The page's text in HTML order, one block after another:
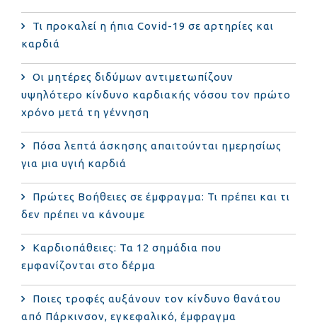
Τι προκαλεί η ήπια Covid-19 σε αρτηρίες και
καρδιά
Οι μητέρες διδύμων αντιμετωπίζουν
υψηλότερο κίνδυνο καρδιακής νόσου τον πρώτο
χρόνο μετά τη γέννηση
Πόσα λεπτά άσκησης απαιτούνται ημερησίως
για μια υγιή καρδιά
Πρώτες Βοήθειες σε έμφραγμα: Τι πρέπει και τι
δεν πρέπει να κάνουμε
Καρδιοπάθειες: Τα 12 σημάδια που
εμφανίζονται στο δέρμα
Ποιες τροφές αυξάνουν τον κίνδυνο θανάτου
από Πάρκινσον, εγκεφαλικό, έμφραγμα